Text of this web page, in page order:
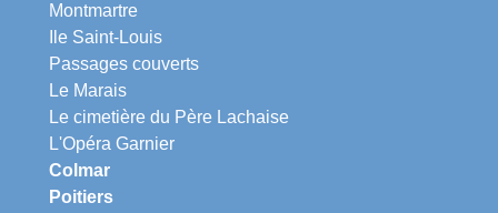
Montmartre
Ile Saint-Louis
Passages couverts
Le Marais
Le cimetière du Père Lachaise
L'Opéra Garnier
Colmar
Poitiers